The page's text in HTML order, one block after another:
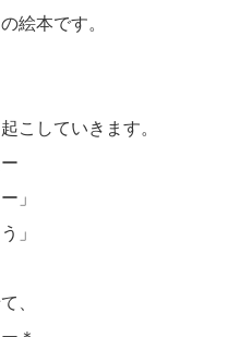
絵本です。
こしていきます。
」
」
、